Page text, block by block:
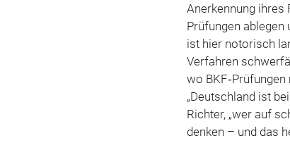
Anerkennung
Prüfungen ablegen
ist hier notorisch
Verfahren
wo
„Deutschland ist
Richter, „wer auf
denken – und das